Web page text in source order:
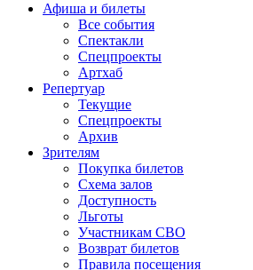
Афиша и билеты
Все события
Спектакли
Спецпроекты
Артхаб
Репертуар
Текущие
Спецпроекты
Архив
Зрителям
Покупка билетов
Схема залов
Доступность
Льготы
Участникам СВО
Возврат билетов
Правила посещения